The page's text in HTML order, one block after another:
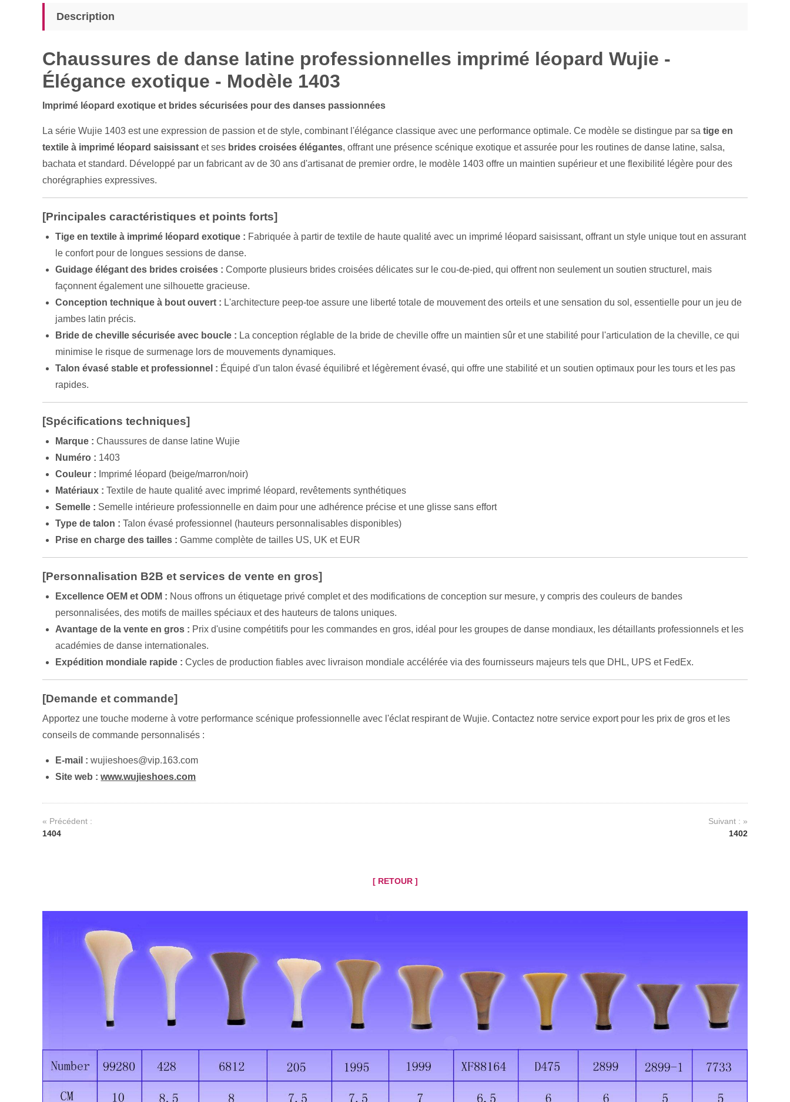
Description
Chaussures de danse latine professionnelles imprimé léopard Wujie -
Élégance exotique - Modèle 1403
Imprimé léopard exotique et brides sécurisées pour des danses passionnées
La série Wujie 1403 est une expression de passion et de style, combinant l'élégance classique avec une performance optimale. Ce modèle se distingue par sa tige en
textile à imprimé léopard saisissant et ses brides croisées élégantes, offrant une présence scénique exotique et assurée pour les routines de danse latine, salsa,
bachata et standard. Développé par un fabricant av de 30 ans d'artisanat de premier ordre, le modèle 1403 offre un maintien supérieur et une flexibilité légère pour des
chorégraphies expressives.
[Principales caractéristiques et points forts]
Tige en textile à imprimé léopard exotique : Fabriquée à partir de textile de haute qualité avec un imprimé léopard saisissant, offrant un style unique tout en assurant
le confort pour de longues sessions de danse.
Guidage élégant des brides croisées : Comporte plusieurs brides croisées délicates sur le cou-de-pied, qui offrent non seulement un soutien structurel, mais
façonnent également une silhouette gracieuse.
Conception technique à bout ouvert : L'architecture peep-toe assure une liberté totale de mouvement des orteils et une sensation du sol, essentielle pour un jeu de
jambes latin précis.
Bride de cheville sécurisée avec boucle : La conception réglable de la bride de cheville offre un maintien sûr et une stabilité pour l'articulation de la cheville, ce qui
minimise le risque de surmenage lors de mouvements dynamiques.
Talon évasé stable et professionnel : Équipé d'un talon évasé équilibré et légèrement évasé, qui offre une stabilité et un soutien optimaux pour les tours et les pas
rapides.
[Spécifications techniques]
Marque : Chaussures de danse latine Wujie
Numéro : 1403
Couleur : Imprimé léopard (beige/marron/noir)
Matériaux : Textile de haute qualité avec imprimé léopard, revêtements synthétiques
Semelle : Semelle intérieure professionnelle en daim pour une adhérence précise et une glisse sans effort
Type de talon : Talon évasé professionnel (hauteurs personnalisables disponibles)
Prise en charge des tailles : Gamme complète de tailles US, UK et EUR
[Personnalisation B2B et services de vente en gros]
Excellence OEM et ODM : Nous offrons un étiquetage privé complet et des modifications de conception sur mesure, y compris des couleurs de bandes
personnalisées, des motifs de mailles spéciaux et des hauteurs de talons uniques.
Avantage de la vente en gros : Prix d'usine compétitifs pour les commandes en gros, idéal pour les groupes de danse mondiaux, les détaillants professionnels et les
académies de danse internationales.
Expédition mondiale rapide : Cycles de production fiables avec livraison mondiale accélérée via des fournisseurs majeurs tels que DHL, UPS et FedEx.
[Demande et commande]
Apportez une touche moderne à votre performance scénique professionnelle avec l'éclat respirant de Wujie. Contactez notre service export pour les prix de gros et les
conseils de commande personnalisés :
E-mail : wujieshoes@vip.163.com
Site web : www.wujieshoes.com
« Précédent :
1404
Suivant : »
1402
[ RETOUR ]